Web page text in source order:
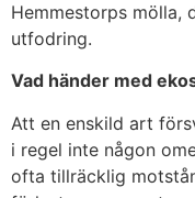
Hemmestorps mölla,
utfodring.
Vad händer med
Att en enskild art
i regel inte någon
ofta tillräcklig